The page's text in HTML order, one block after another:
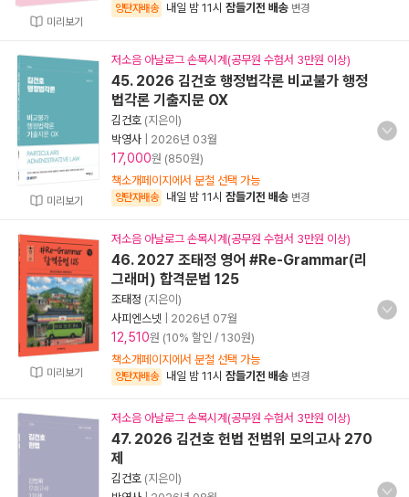
미리보기
양탄자배송 내일 밤 11시 잠들기전 배송 변경
미리보기
저소음 아날로그 손목시계(공무원 수험서 3만원 이상)
45. 2026 김건호 행정법각론 비교불가 행정
법각론 기출지문 OX
김건호 (지은이)
박영사
2026년 03월
17,000원 (850원)
책소개페이지에서 분철 선택 가능
양탄자배송 내일 밤 11시 잠들기전 배송 변경
미리보기
저소음 아날로그 손목시계(공무원 수험서 3만원 이상)
46. 2027 조태정 영어 #Re-Grammar(리
그래머) 합격문법 125
조태정 (지은이)
사피엔스넷
2026년 07월
12,510원 (10% 할인 / 130원)
책소개페이지에서 분철 선택 가능
양탄자배송 내일 밤 11시 잠들기전 배송 변경
저소음 아날로그 손목시계(공무원 수험서 3만원 이상)
47. 2026 김건호 헌법 전범위 모의고사 270
제
김건호 (지은이)